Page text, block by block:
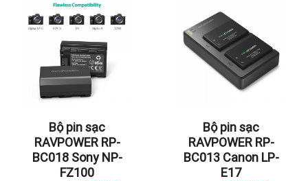
Bộ pin sạc
RAVPOWER RP-
BC018 Sony NP-
FZ100
Bộ pin sạc
RAVPOWER RP-
BC013 Canon LP-
E17